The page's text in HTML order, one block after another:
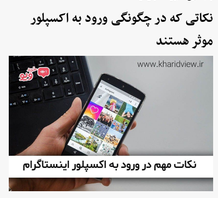
نکاتی که در چگونگی ورود به اکسپلور
موثر هستند